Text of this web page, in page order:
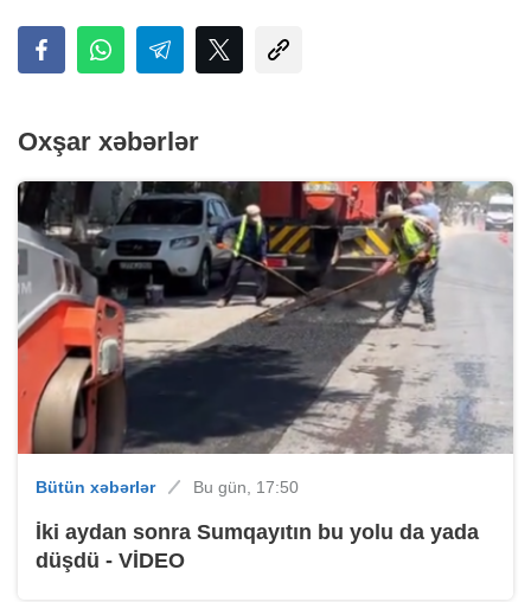
Oxşar xəbərlər
Bütün xəbərlər Bu gün, 17:50
İki aydan sonra Sumqayıtın bu yolu da yada
düşdü - VİDEO